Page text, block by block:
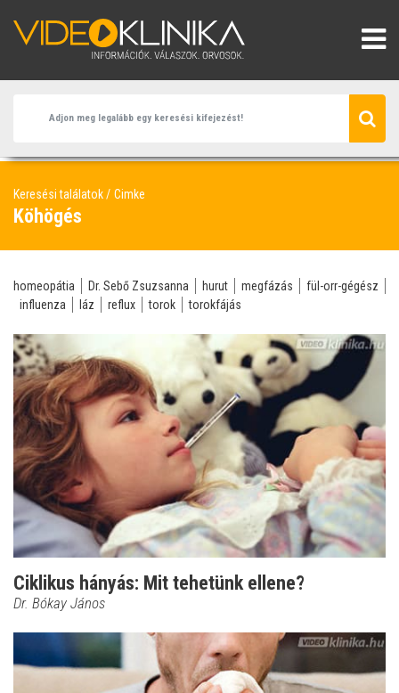
Keresési találatok Cimke
Köhögés
homeopátia Dr. Sebő Zsuzsanna hurut megfázás
fül-orr-gégész
influenza
láz reflux torok torokfájás
Ciklikus hányás: Mit tehetünk ellene?
Dr. Bókay János